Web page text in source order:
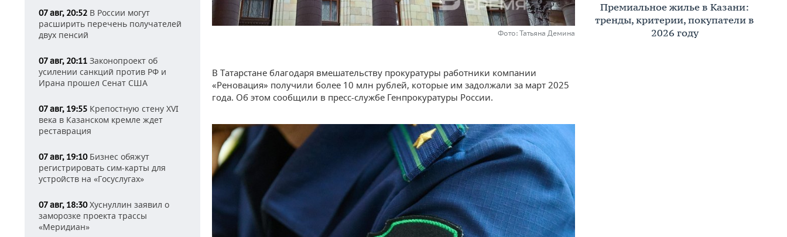
07 авг, 20:52 В России могут
расширить перечень получателей
двух пенсий
07 авг, 20:11 Законопроект об
усилении санкций против РФ и
Ирана прошел Сенат США
07 авг, 19:55 Крепостную стену XVI
века в Казанском кремле ждет
реставрация
07 авг, 19:10Бизнес обяжут
регистрировать сим-карты для
устройств на «Госуслугах»
07 авг, 18:30Хуснуллин заявил о
заморозке проекта трассы
«Меридиан»
Фото: Татьяна Демина
В Татарстане благодаря вмешательству прокуратуры работники компании
«Реновация» получили более 10 млн рублей, которые им задолжали за март 2025
года. Об этом сообщили в пресс-службе Генпрокуратуры России.
Премиальное жилье в Казани:
тренды, критерии, покупатели в
2026 году